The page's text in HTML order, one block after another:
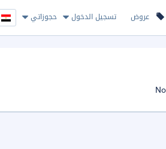
عروض تسجيل الدخول حجوزاتي